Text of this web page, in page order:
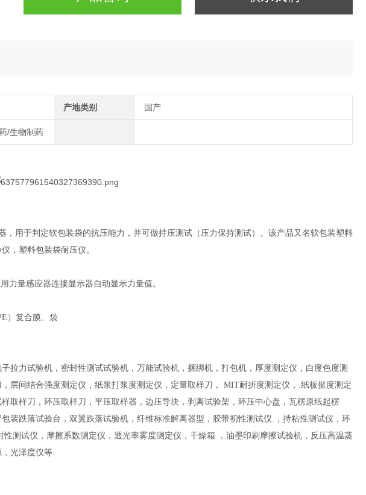
产地类别 国产
/生物制药
，用于判定软包装袋的抗压能力，并可做持压测试（压力保持测试）。该产品又名软包装塑料
，塑料包装袋耐压仪。
力量感应器连接显示器自动显示力量值。
）复合膜、袋
拉力试验机，密封性测试试验机，万能试验机，捆绑机，打包机，厚度测定仪，白度色度测
层间结合强度测定仪，纸浆打浆度测定仪，定量取样刀，
MIT耐折度测定仪， .纸板挺度测定
取样刀，环压取样刀，平压取样器，边压导块，剥离试验架，环压中心盘，瓦楞原纸起楞
装跌落试验台，双翼跌落试验机，纤维标准解离器型，胶带初性测试仪. ，持粘性测试仪，环
性测试仪，摩擦系数测定仪，透光率雾度测定仪，干燥箱. ，油墨印刷摩擦试验机，反压高温蒸
光泽度仪等.